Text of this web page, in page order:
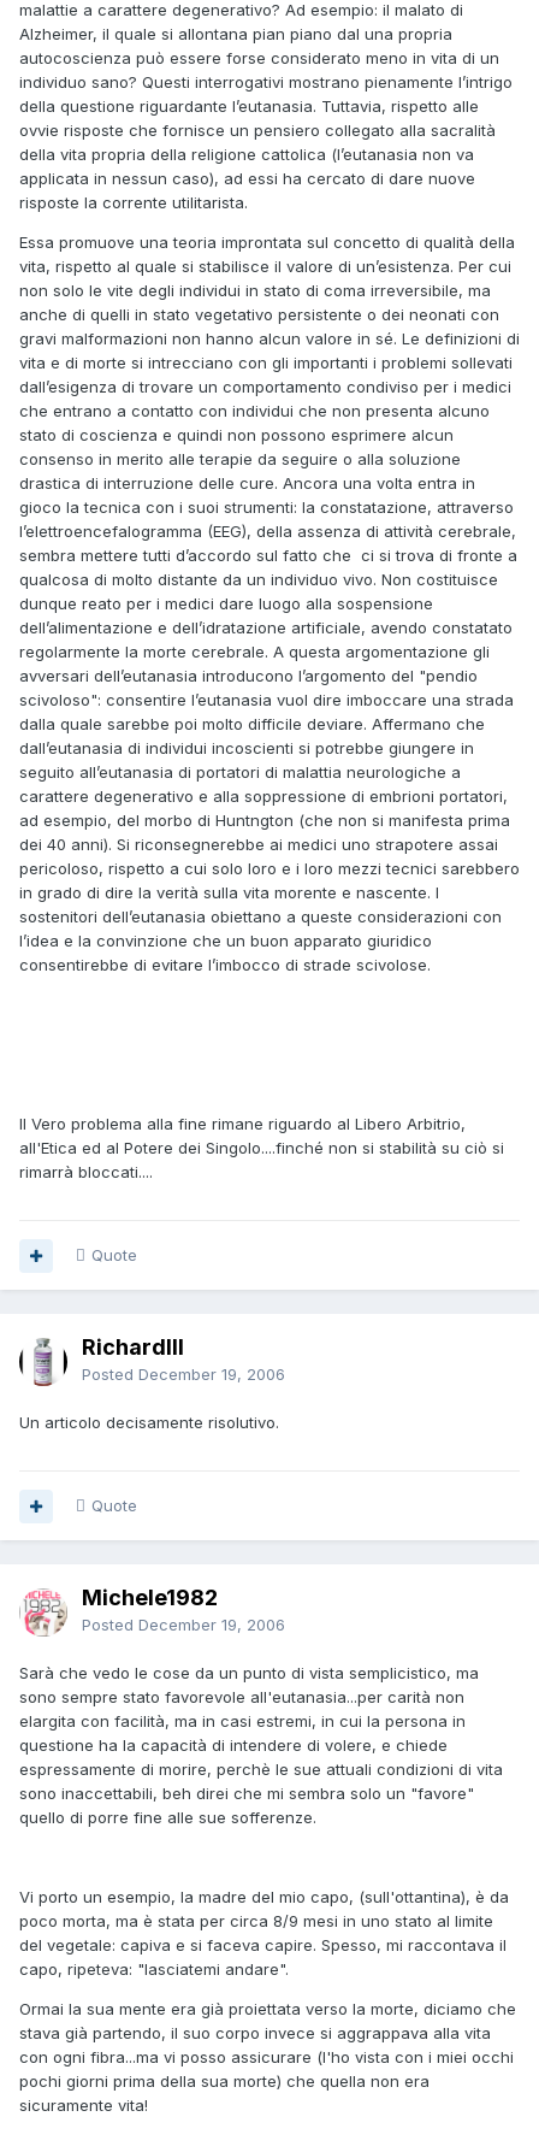
malattie a carattere degenerativo? Ad esempio: il malato di
Alzheimer, il quale si allontana pian piano dal una propria
autocoscienza può essere forse considerato meno in vita di un
individuo sano? Questi interrogativi mostrano pienamente l’intrigo
della questione riguardante l’eutanasia. Tuttavia, rispetto alle
ovvie risposte che fornisce un pensiero collegato alla sacralità
della vita propria della religione cattolica (l’eutanasia non va
applicata in nessun caso), ad essi ha cercato di dare nuove
risposte la corrente utilitarista.
Essa promuove una teoria improntata sul concetto di qualità della
vita, rispetto al quale si stabilisce il valore di un’esistenza. Per cui
non solo le vite degli individui in stato di coma irreversibile, ma
anche di quelli in stato vegetativo persistente o dei neonati con
gravi malformazioni non hanno alcun valore in sé. Le definizioni di
vita e di morte si intrecciano con gli importanti i problemi sollevati
dall’esigenza di trovare un comportamento condiviso per i medici
che entrano a contatto con individui che non presenta alcuno
stato di coscienza e quindi non possono esprimere alcun
consenso in merito alle terapie da seguire o alla soluzione
drastica di interruzione delle cure. Ancora una volta entra in
gioco la tecnica con i suoi strumenti: la constatazione, attraverso
l’elettroencefalogramma (EEG), della assenza di attività cerebrale,
sembra mettere tutti d’accordo sul fatto che ci si trova di fronte a
qualcosa di molto distante da un individuo vivo. Non costituisce
dunque reato per i medici dare luogo alla sospensione
dell’alimentazione e dell’idratazione artificiale, avendo constatato
regolarmente la morte cerebrale. A questa argomentazione gli
avversari dell’eutanasia introducono l’argomento del "pendio
scivoloso": consentire l’eutanasia vuol dire imboccare una strada
dalla quale sarebbe poi molto difficile deviare. Affermano che
dall’eutanasia di individui incoscienti si potrebbe giungere in
seguito all’eutanasia di portatori di malattia neurologiche a
carattere degenerativo e alla soppressione di embrioni portatori,
ad esempio, del morbo di Huntngton (che non si manifesta prima
dei 40 anni). Si riconsegnerebbe ai medici uno strapotere assai
pericoloso, rispetto a cui solo loro e i loro mezzi tecnici sarebbero
in grado di dire la verità sulla vita morente e nascente. I
sostenitori dell’eutanasia obiettano a queste considerazioni con
l’idea e la convinzione che un buon apparato giuridico
consentirebbe di evitare l’imbocco di strade scivolose.
Il Vero problema alla fine rimane riguardo al Libero Arbitrio,
all'Etica ed al Potere dei Singolo....finché non si stabilità su ciò si
rimarrà bloccati....
Quote
RichardIII
Posted December 19, 2006
Un articolo decisamente risolutivo.
Quote
Michele1982
Posted December 19, 2006
Sarà che vedo le cose da un punto di vista semplicistico, ma
sono sempre stato favorevole all'eutanasia...per carità non
elargita con facilità, ma in casi estremi, in cui la persona in
questione ha la capacità di intendere di volere, e chiede
espressamente di morire, perchè le sue attuali condizioni di vita
sono inaccettabili, beh direi che mi sembra solo un "favore"
quello di porre fine alle sue sofferenze.
Vi porto un esempio, la madre del mio capo, (sull'ottantina), è da
poco morta, ma è stata per circa 8/9 mesi in uno stato al limite
del vegetale: capiva e si faceva capire. Spesso, mi raccontava il
capo, ripeteva: "lasciatemi andare".
Ormai la sua mente era già proiettata verso la morte, diciamo che
stava già partendo, il suo corpo invece si aggrappava alla vita
con ogni fibra...ma vi posso assicurare (l'ho vista con i miei occhi
pochi giorni prima della sua morte) che quella non era
sicuramente vita!